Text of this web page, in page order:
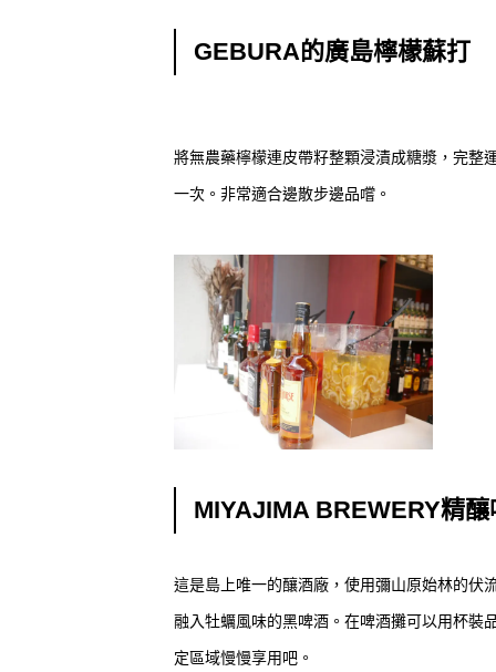
GEBURA的廣島檸檬蘇打
將無農藥檸檬連皮帶籽整顆浸漬成糖漿，完整
一次。非常適合邊散步邊品嚐。
MIYAJIMA BREWERY精釀
這是島上唯一的釀酒廠，使用彌山原始林的伏
融入牡蠣風味的黑啤酒。在啤酒攤可以用杯裝
定區域慢慢享用吧。